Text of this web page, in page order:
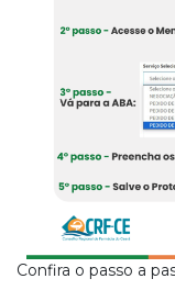
Confira o passo a